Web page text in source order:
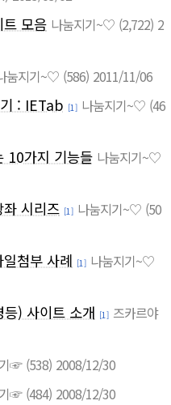
모음 나눔지기~♡ (2,722) 2
눔지기~♡ (586) 2011/11/06
: IETab [1] 나눔지기~♡ (46
10가지 기능들 나눔지기~♡
시리즈 [1] 나눔지기~♡ (50
첨부 사례 [1] 나눔지기~♡
) 사이트 소개 [1] 즈카르야
☞ (538) 2008/12/30
☞ (484) 2008/12/30